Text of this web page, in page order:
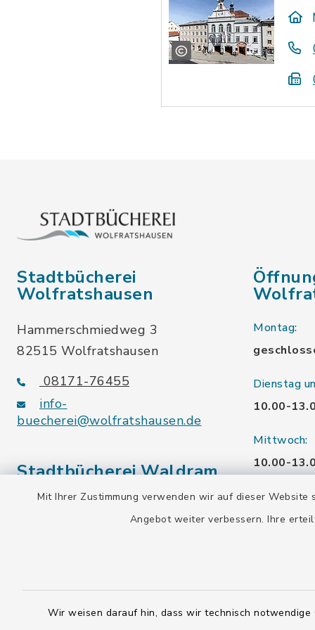
Mit Ihrer Zustimmung verwenden wir auf dieser
Angebot weiter verbessern. Ihre
Wir weisen darauf hin, dass wir technisch
Stadtbücherei
Wolfratshausen
Hammerschmiedweg 3
82515 Wolfratshausen
08171-76455
info-
buecherei@wolfratshausen.de
Stadtbücherei Waldram
Kardinal-Wendel-Str. 96
82515 Wolfratshausen
Montag:
Dienstag
10.00-
Mittwoch:
10.00-
15.00-
Freitag: